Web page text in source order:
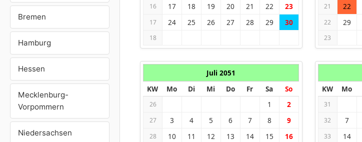
Bremen
Hamburg
Hessen
Mecklenburg-
Vorpommern
Niedersachsen
16 17 18 19 20 21 22 23
17 24 25 26 27 28 29 30
18
21 22
22 29
23
Juli 2051
KW
Mo Di Mi Do Fr Sa So
26 1 2
27 3 4 5 6 7 8 9
28 10 11 12 13 14 15 16
KW
Mo
31
32 7
33 14